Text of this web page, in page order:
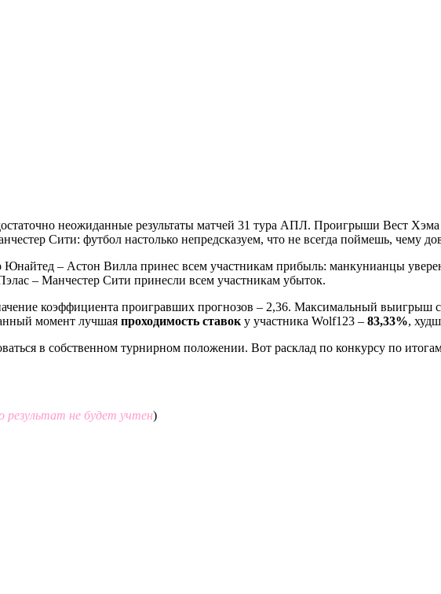
неожиданные результаты матчей 31 тура АПЛ. Проигрыши Вест Хэма
Сити: футбол настолько непредсказуем, что не всегда поймешь, чему
– Астон Вилла принес всем участникам прибыль: манкунианцы
– Манчестер Сити принесли всем участникам убыток.
коэффициента проигравших прогнозов – 2,36. Максимальный выигрыш
момент лучшая проходимость ставок у участника Wolf123 – 83,33%,
в собственном турнирном положении. Вот расклад по конкурсу по
результат не будет учтен)